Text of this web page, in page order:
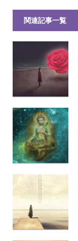
関連記事一覧